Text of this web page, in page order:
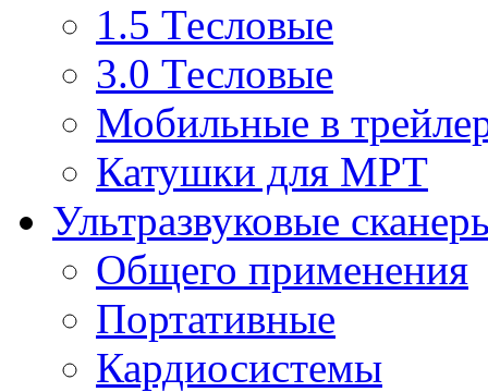
1.5 Тесловые
3.0 Тесловые
Мобильные в
Катушки для МРТ
Ультразвуковые
Общего применения
Портативные
Кардиосистемы